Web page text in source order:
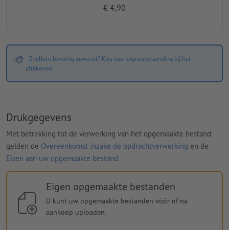
€ 4,90
Snellere levering gewenst? Kies voor expresverzending bij het
afrekenen.
Drukgegevens
Met betrekking tot de verwerking van het opgemaakte bestand
gelden de Overeenkomst inzake de opdrachtverwerking en de
Eisen aan uw opgemaakte bestand
Eigen opgemaakte bestanden
U kunt uw opgemaakte bestanden vóór of na
aankoop uploaden.